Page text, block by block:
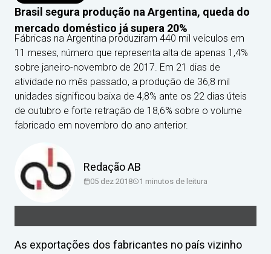
Brasil segura produção na Argentina, queda do
mercado doméstico já supera 20%
Fábricas na Argentina produziram 440 mil veículos em
11 meses, número que representa alta de apenas 1,4%
sobre janeiro-novembro de 2017. Em 21 dias de
atividade no mês passado, a produção de 36,8 mil
unidades significou baixa de 4,8% ante os 22 dias úteis
de outubro e forte retração de 18,6% sobre o volume
fabricado em novembro do ano anterior.
Redação AB
05 dez 2018 1 minutos de leitura
As exportações dos fabricantes no país vizinho